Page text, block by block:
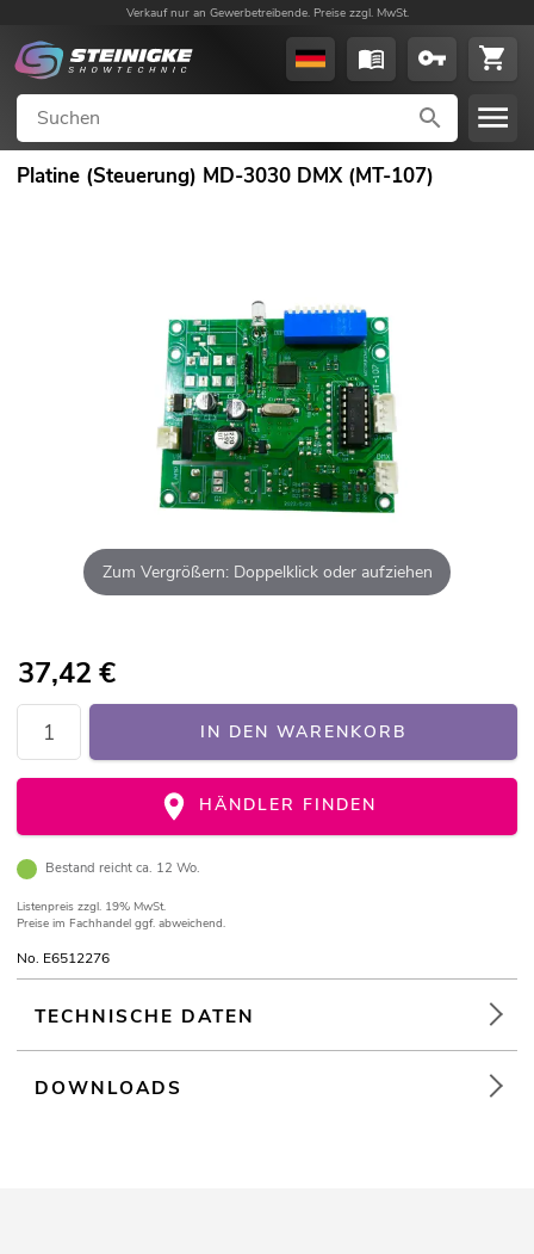
Verkauf nur an Gewerbetreibende. Preise zzgl. MwSt.
Platine (Steuerung) MD-3030 DMX (MT-107)
Zum Vergrößern: Doppelklick oder aufziehen
37,42 €
IN DEN WARENKORB
HÄNDLER FINDEN
Bestand reicht ca. 12 Wo.
Listenpreis zzgl. 19% MwSt.
Preise im Fachhandel ggf. abweichend.
No. E6512276
TECHNISCHE DATEN
DOWNLOADS